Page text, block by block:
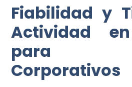
Fiabilidad y
Actividad
para
Corporativos